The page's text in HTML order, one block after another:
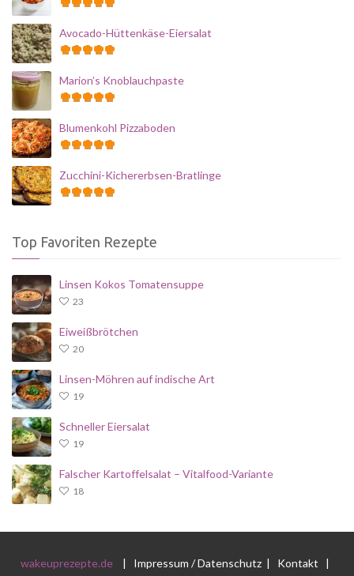
Avocado-Hüttenkäse-Eiersalat
Marion’s Knoblauchpaste
Blumenkohl Pizzaboden
Zucchini-Kichererbsen-Bratlinge
Top Favoriten Rezepte
Linsen Kokos Tomatensuppe
23
Eiweißbrötchen
20
Linsen-Möhren auf indische Art
19
Schneller Eiersalat
19
Falscher Kartoffelsalat – Vitalfood-Variante
18
wakeuprezepte.de| Impressum / Datenschutz| Kontakt |